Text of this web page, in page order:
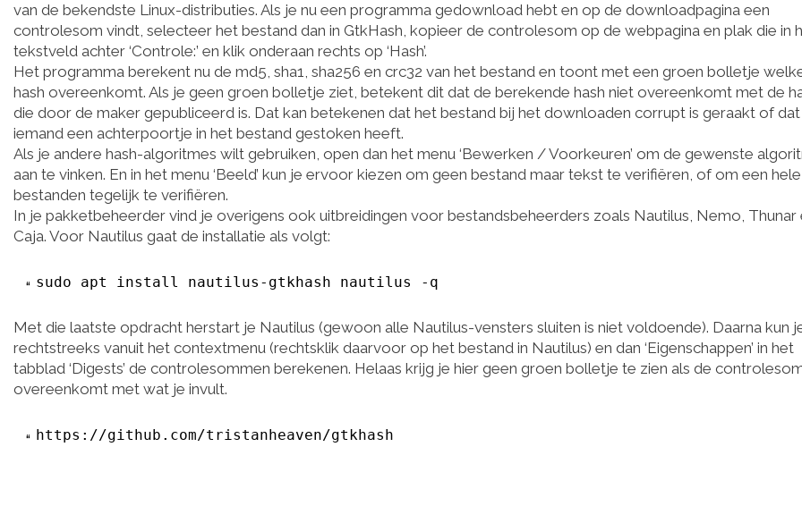
van de bekendste Linux-distributies. Als je nu een programma gedownload hebt en op de downloadpagina een
controlesom vindt, selecteer het bestand dan in GtkHash, kopieer de controlesom op de webpagina en plak die in
tekstveld achter ‘Controle:’ en klik onderaan rechts op ‘Hash’.
Het programma berekent nu de md5, sha1, sha256 en crc32 van het bestand en toont met een groen bolletje
hash overeenkomt. Als je geen groen bolletje ziet, betekent dit dat de berekende hash niet overeenkomt met de
die door de maker gepubliceerd is. Dat kan betekenen dat het bestand bij het downloaden corrupt is geraakt of dat
iemand een achterpoortje in het bestand gestoken heeft.
Als je andere hash-algoritmes wilt gebruiken, open dan het menu ‘Bewerken / Voorkeuren’ om de gewenste
aan te vinken. En in het menu ‘Beeld’ kun je ervoor kiezen om geen bestand maar tekst te verifiëren, of om een
bestanden tegelijk te verifiëren.
In je pakketbeheerder vind je overigens ook uitbreidingen voor bestandsbeheerders zoals Nautilus, Nemo, Thunar
Caja. Voor Nautilus gaat de installatie als volgt:
sudo apt install nautilus-gtkhash nautilus -q
Met die laatste opdracht herstart je Nautilus (gewoon alle Nautilus-vensters sluiten is niet voldoende). Daarna kun
rechtstreeks vanuit het contextmenu (rechtsklik daarvoor op het bestand in Nautilus) en dan ‘Eigenschappen’ in het
tabblad ‘Digests’ de controlesommen berekenen. Helaas krijg je hier geen groen bolletje te zien als de
overeenkomt met wat je invult.
https://github.com/tristanheaven/gtkhash